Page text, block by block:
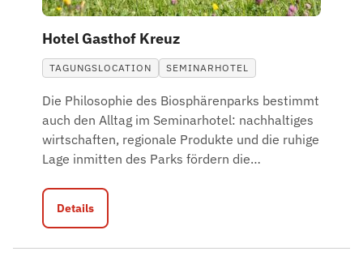
Hotel Gasthof Kreuz
TAGUNGSLOCATION SEMINARHOTEL
Die Philosophie des Biosphärenparks bestimmt
auch den Alltag im Seminarhotel: nachhaltiges
wirtschaften, regionale Produkte und die ruhige
Lage inmitten des Parks fördern die…
Details